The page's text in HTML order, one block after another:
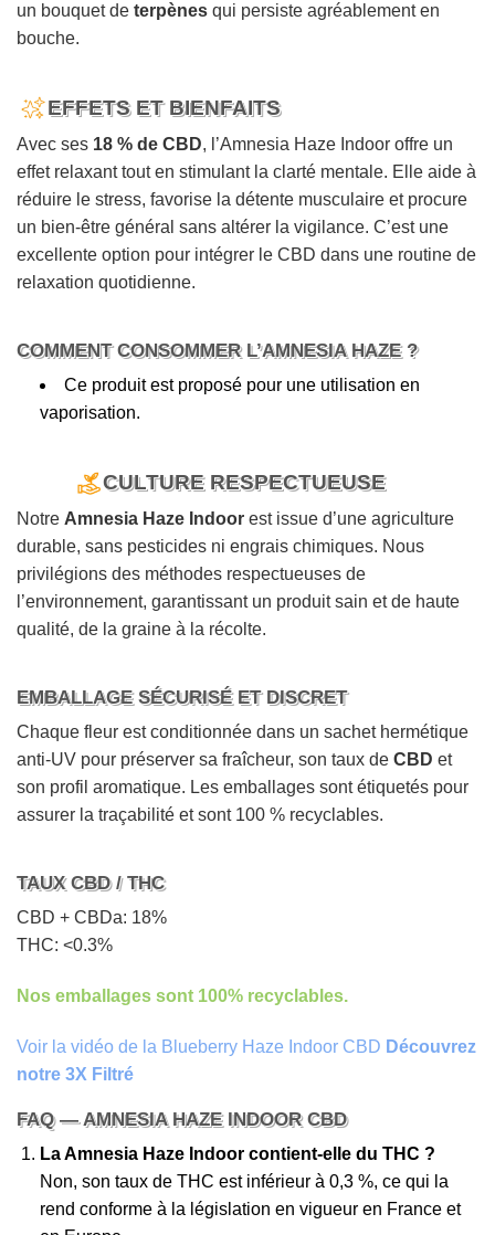
un bouquet de terpènes qui persiste agréablement en
bouche.
EFFETS ET BIENFAITS
Avec ses 18 % de CBD, l’Amnesia Haze Indoor offre un
effet relaxant tout en stimulant la clarté mentale. Elle aide à
réduire le stress, favorise la détente musculaire et procure
un bien-être général sans altérer la vigilance. C’est une
excellente option pour intégrer le CBD dans une routine de
relaxation quotidienne.
COMMENT CONSOMMER L’AMNESIA HAZE ?
Ce produit est proposé pour une utilisation en
vaporisation.
CULTURE RESPECTUEUSE
Notre Amnesia Haze Indoor est issue d’une agriculture
durable, sans pesticides ni engrais chimiques. Nous
privilégions des méthodes respectueuses de
l’environnement, garantissant un produit sain et de haute
qualité, de la graine à la récolte.
EMBALLAGE SÉCURISÉ ET DISCRET
Chaque fleur est conditionnée dans un sachet hermétique
anti-UV pour préserver sa fraîcheur, son taux de CBD et
son profil aromatique. Les emballages sont étiquetés pour
assurer la traçabilité et sont 100 % recyclables.
TAUX CBD / THC
CBD + CBDa: 18%
THC: <0.3%
Nos emballages sont 100% recyclables.
Voir la vidéo de la Blueberry Haze Indoor CBD Découvrez
notre 3X Filtré
FAQ — AMNESIA HAZE INDOOR CBD
La Amnesia Haze Indoor contient-elle du THC ?
Non, son taux de THC est inférieur à 0,3 %, ce qui la
rend conforme à la législation en vigueur en France et